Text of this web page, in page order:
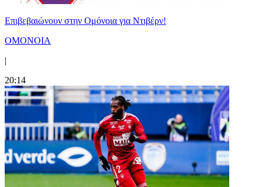
Επιβεβαιώνουν στην Ομόνοια για Ντιβέρν!
ΟΜΟΝΟΙΑ
|
20:14